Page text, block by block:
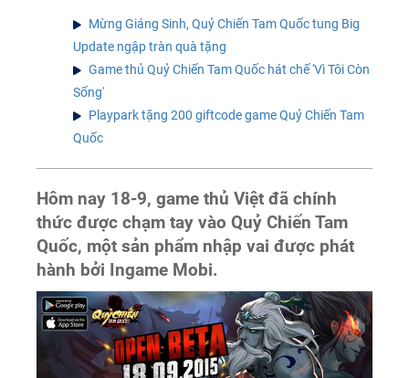
Mừng Giáng Sinh, Quỷ Chiến Tam Quốc tung Big
Update ngập tràn quà tặng
Game thủ Quỷ Chiến Tam Quốc hát chế 'Vì Tôi Còn
Sống'
Playpark tặng 200 giftcode game Quỷ Chiến Tam
Quốc
Hôm nay 18-9, game thủ Việt đã chính
thức được chạm tay vào Quỷ Chiến Tam
Quốc, một sản phẩm nhập vai được phát
hành bởi Ingame Mobi.